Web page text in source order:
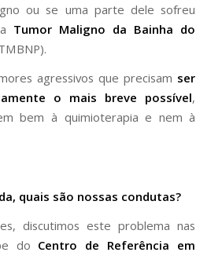
ou se uma parte dele sofreu
Tumor Maligno da Bainha do
agressivos que precisam ser
o mais breve possível,
bem à quimioterapia e nem à
quais são nossas condutas?
discutimos este problema nas
do Centro de Referência em